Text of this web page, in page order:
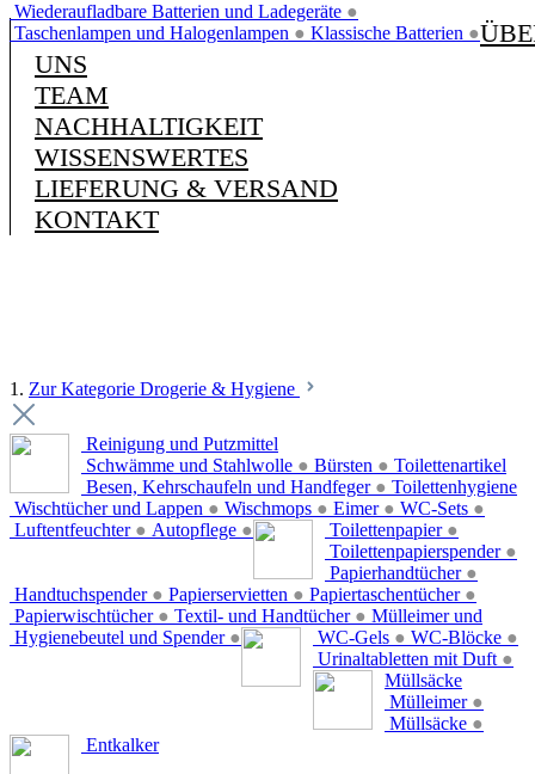
Wiederaufladbare Batterien und Ladegeräte ●
Taschenlampen und Halogenlampen ● Klassische Batterien ●
UNS
TEAM
NACHHALTIGKEIT
WISSENSWERTES
LIEFERUNG & VERSAND
KONTAKT
1. Zur Kategorie Drogerie & Hygiene
Reinigung und Putzmittel
Schwämme und Stahlwolle ● Bürsten ●
Besen, Kehrschaufeln und Handfeger ●
Wischtücher und Lappen ● Wischmops ● Eimer ● WC-Sets ●
Luftentfeuchter ● Autopflege ●
Toilettenartikel
Toilettenpapier ●
Toilettenpapierspender ●
Papierhandtücher ●
Handtuchspender ● Papierservietten ● Papiertaschentücher ●
Papierwischtücher ● Textil- und Handtücher ●
Hygienebeutel und Spender ●
Toilettenhygiene
WC-Gels ● WC-Blöcke ●
Urinaltabletten mit Duft ●
Mülleimer und
Müllsäcke
Mülleimer ●
Müllsäcke ●
Entkalker